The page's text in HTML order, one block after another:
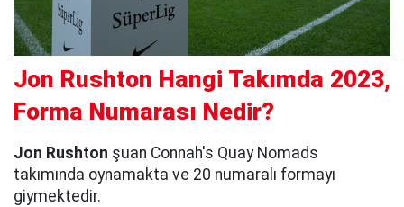
Jon Rushton Hangi Takımda 2023,
Forma Numarası Nedir?
Jon Rushton şuan Connah's Quay Nomads
takımında oynamakta ve 20 numaralı formayı
giymektedir.